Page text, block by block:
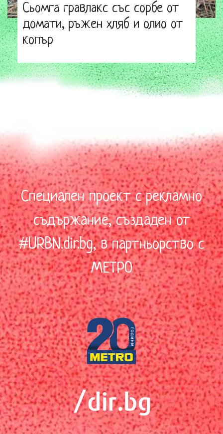
Сьомга гравлакс със сорбе от
домати, ръжен хляб и олио от
копър
Специален проект с рекламно
съдържание, създаден от
#URBN.dir.bg, в партньорство с
МЕТРО